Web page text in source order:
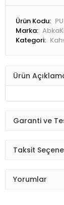
Ürün Kodu:
Marka:
Kategori:
Ürün
Garanti ve
Taksit
Yorumlar